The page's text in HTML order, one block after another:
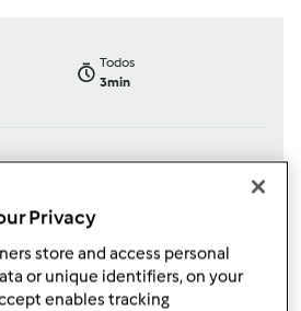
Todos
3min
TM31
Privacy
store and access personal
or unique identifiers, on your
enables tracking